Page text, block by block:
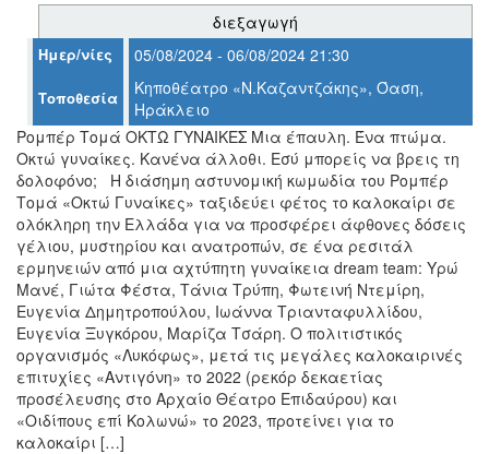
ΤΟΠΟΣ
ΜΑΣ
ΔΗΜΟΣ
ΠΟΛΙΤΙΣΜΟΣ
ΑΝΘΕΚΤΙΚΗ
ΠΟΛΗ
διεξαγωγή
Ημερ/νίες 05/08/2024 - 06/08/2024 21:30
Τοποθεσία
Κηποθέατρο «Ν.Καζαντζάκης», Όαση,
Ηράκλειο
Ρομπέρ Τομά ΟΚΤΩ ΓΥΝΑΙΚΕΣ Μια έπαυλη. Ένα πτώμα.
Οκτώ γυναίκες. Κανένα άλλοθι. Εσύ μπορείς να βρεις τη
δολοφόνο; Η διάσημη αστυνομική κωμωδία του Ρομπέρ
Τομά «Οκτώ Γυναίκες» ταξιδεύει φέτος το καλοκαίρι σε
ολόκληρη την Ελλάδα για να προσφέρει άφθονες δόσεις
γέλιου, μυστηρίου και ανατροπών, σε ένα ρεσιτάλ
ερμηνειών από μια αχτύπητη γυναίκεια dream team: Υρώ
Μανέ, Γιώτα Φέστα, Τάνια Τρύπη, Φωτεινή Ντεμίρη,
Ευγενία Δημητροπούλου, Ιωάννα Τριανταφυλλίδου,
Ευγενία Ξυγκόρου, Μαρίζα Τσάρη. Ο πολιτιστικός
οργανισμός «Λυκόφως», μετά τις μεγάλες καλοκαιρινές
επιτυχίες «Αντιγόνη» το 2022 (ρεκόρ δεκαετίας
προσέλευσης στο Αρχαίο Θέατρο Επιδαύρου) και
«Οιδίπους επί Κολωνώ» το 2023, προτείνει για το
καλοκαίρι […]